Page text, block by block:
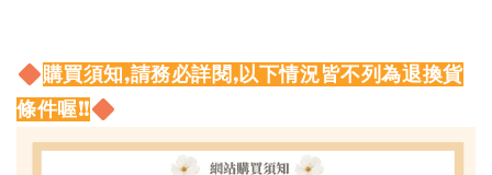
購買須知,請務必詳閱,以下情況皆不列為退換貨
條件喔!!